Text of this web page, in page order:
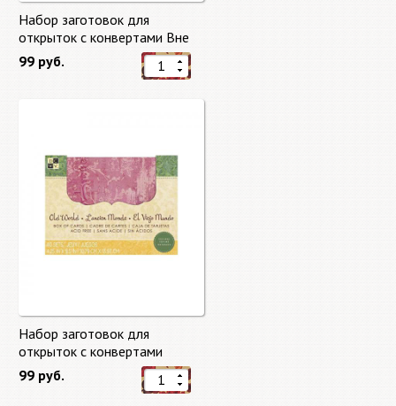
Набор заготовок для
открыток с конвертами Вне
времени (Timeless) от DCWV
99 руб.
Набор заготовок для
открыток с конвертами
Старый мир (Old World) от
DCWV
99 руб.